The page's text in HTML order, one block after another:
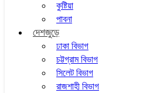
কুষ্টিয়া
পাবনা
দেশজুড়ে
ঢাকা বিভাগ
চট্টগ্রাম বিভাগ
সিলেট বিভাগ
রাজশাহী বিভাগ